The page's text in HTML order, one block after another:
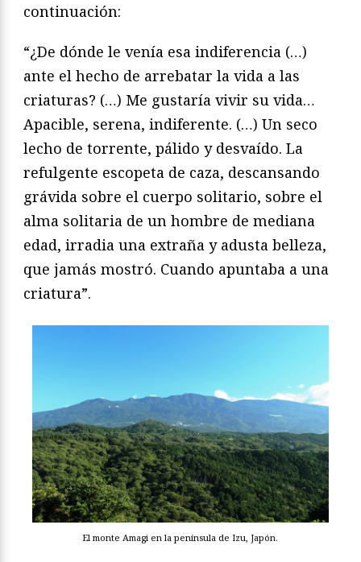
continuación:
“¿De dónde le venía esa indiferencia (…)
ante el hecho de arrebatar la vida a las
criaturas? (…) Me gustaría vivir su vida…
Apacible, serena, indiferente. (…) Un seco
lecho de torrente, pálido y desvaído. La
refulgente escopeta de caza, descansando
grávida sobre el cuerpo solitario, sobre el
alma solitaria de un hombre de mediana
edad, irradia una extraña y adusta belleza,
que jamás mostró. Cuando apuntaba a una
criatura”.
El monte Amagi en la península de Izu, Japón.